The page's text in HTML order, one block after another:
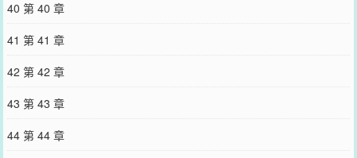
40 第 40 章
41 第 41 章
42 第 42 章
43 第 43 章
44 第 44 章